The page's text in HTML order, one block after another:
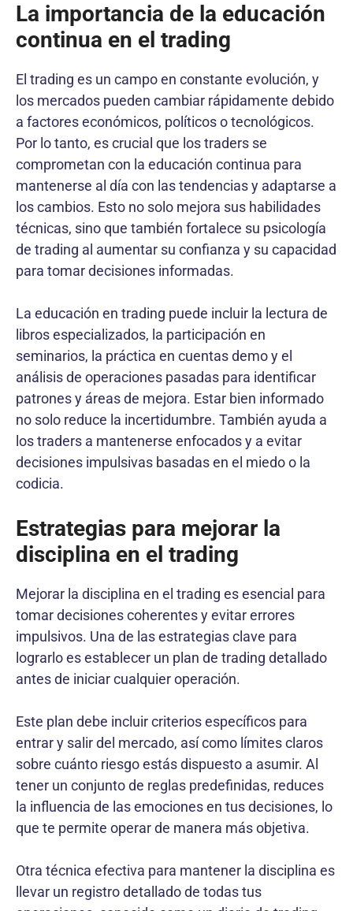
La importancia de la educación
continua en el trading
El trading es un campo en constante evolución, y
los mercados pueden cambiar rápidamente debido
a factores económicos, políticos o tecnológicos.
Por lo tanto, es crucial que los traders se
comprometan con la educación continua para
mantenerse al día con las tendencias y adaptarse a
los cambios. Esto no solo mejora sus habilidades
técnicas, sino que también fortalece su psicología
de trading al aumentar su confianza y su capacidad
para tomar decisiones informadas.
La educación en trading puede incluir la lectura de
libros especializados, la participación en
seminarios, la práctica en cuentas demo y el
análisis de operaciones pasadas para identificar
patrones y áreas de mejora. Estar bien informado
no solo reduce la incertidumbre. También ayuda a
los traders a mantenerse enfocados y a evitar
decisiones impulsivas basadas en el miedo o la
codicia.
Estrategias para mejorar la
disciplina en el trading
Mejorar la disciplina en el trading es esencial para
tomar decisiones coherentes y evitar errores
impulsivos. Una de las estrategias clave para
lograrlo es establecer un plan de trading detallado
antes de iniciar cualquier operación.
Este plan debe incluir criterios específicos para
entrar y salir del mercado, así como límites claros
sobre cuánto riesgo estás dispuesto a asumir. Al
tener un conjunto de reglas predefinidas, reduces
la influencia de las emociones en tus decisiones, lo
que te permite operar de manera más objetiva.
Otra técnica efectiva para mantener la disciplina es
llevar un registro detallado de todas tus